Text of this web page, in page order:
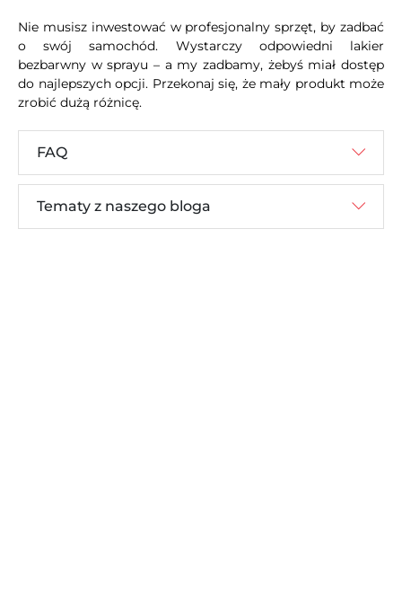
Nie musisz inwestować w profesjonalny sprzęt, by zadbać
o swój samochód. Wystarczy odpowiedni lakier
bezbarwny w sprayu – a my zadbamy, żebyś miał dostęp
do najlepszych opcji. Przekonaj się, że mały produkt może
zrobić dużą różnicę.
FAQ
Tematy z naszego bloga